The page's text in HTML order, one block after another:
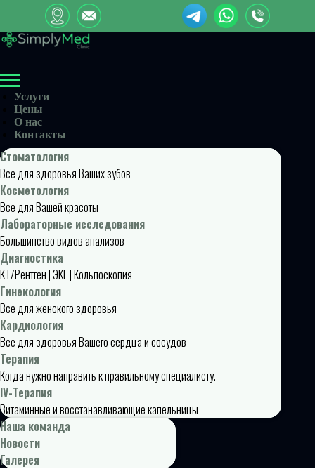
Услуги
Цены
О нас
Контакты
Стоматология
Все для здоровья Ваших зубов
Косметология
Все для Вашей красоты
Лабораторные исследования
Большинство видов анализов
Диагностика
КТ/Рентген | ЭКГ | Кольпоскопия
Гинекология
Все для женского здоровья
Кардиология
Все для здоровья Вашего сердца и сосудов
Терапия
Когда нужно направить к правильному специалисту.
IV-Терапия
Витаминные и восстанавливающие капельницы
Наша команда
Новости
Галерея